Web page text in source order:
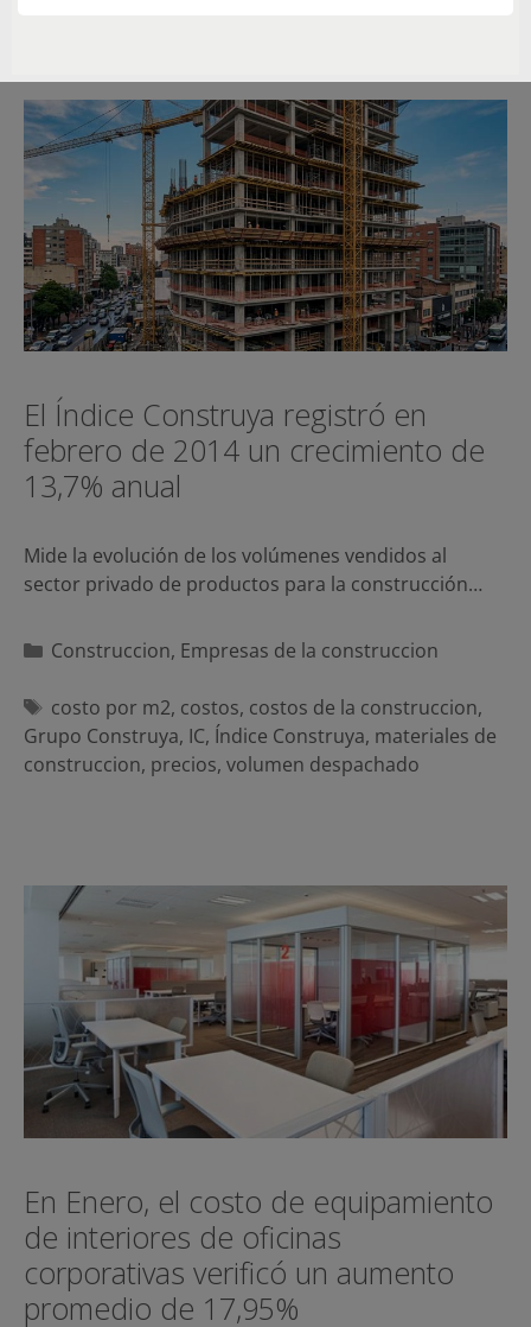
El Índice Construya registró en
febrero de 2014 un crecimiento de
13,7% anual
Mide la evolución de los volúmenes vendidos al
sector privado de productos para la construcción…
Categorías
Construccion, Empresas de la construccion
Etiquetas
costo por m2, costos, costos de la construccion,
Grupo Construya, IC, Índice Construya, materiales de
construccion, precios, volumen despachado
En Enero, el costo de equipamiento
de interiores de oficinas
corporativas verificó un aumento
promedio de 17,95%